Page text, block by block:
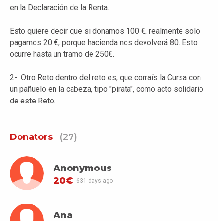
en la Declaración de la Renta.
Esto quiere decir que si donamos 100 €, realmente solo
pagamos 20 €, porque hacienda nos devolverá 80. Esto
ocurre hasta un tramo de 250€.
2- Otro Reto dentro del reto es, que corraís la Cursa con
un pañuelo en la cabeza, tipo "pirata", como acto solidario
de este Reto.
Donators (27)
Anonymous
20€
631 days ago
Ana